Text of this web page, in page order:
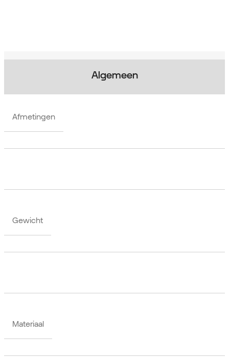
Algemeen
Afmetingen
Gewicht
Materiaal